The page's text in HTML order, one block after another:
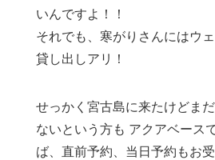
いんですよ！！
それでも、寒がりさんにはウ
貸し出しアリ！
せっかく宮古島に来たけどま
ないという方も アクアベース
ば、直前予約、当日予約もお